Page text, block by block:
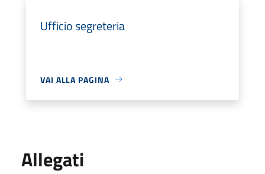
Ufficio segreteria
VAI ALLA PAGINA
Allegati